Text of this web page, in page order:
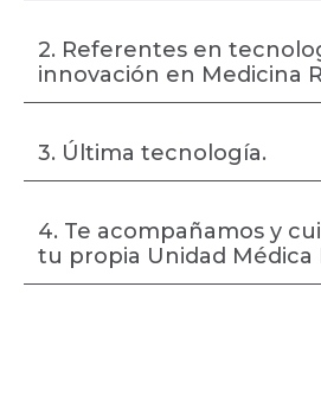
2. Referentes en
innovación en Medicina
3. Última tecnología.
4. Te acompañamos y
tu propia Unidad Médica